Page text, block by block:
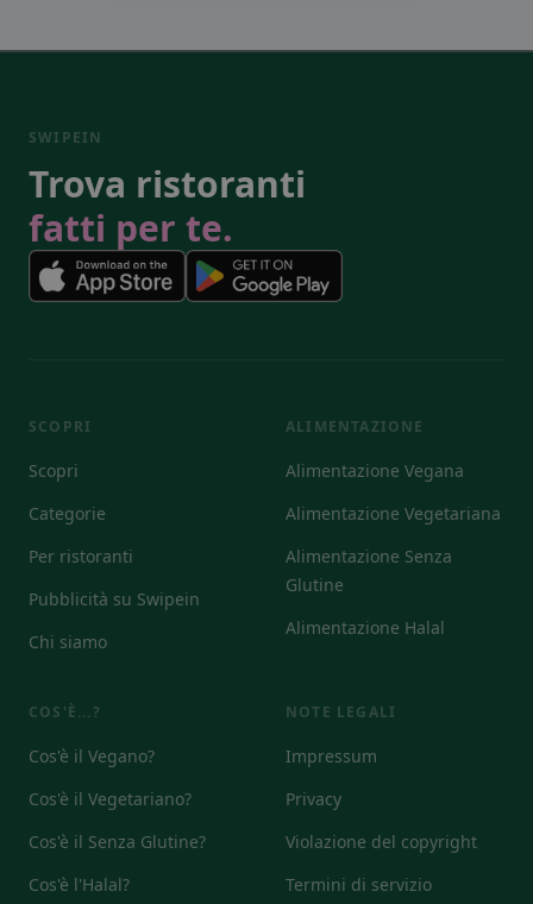
SWIPEIN
Trova ristoranti
fatti per te.
SCOPRI
Scopri
Categorie
Per ristoranti
Pubblicità su Swipein
Chi siamo
ALIMENTAZIONE
Alimentazione Vegana
Alimentazione Vegetariana
Alimentazione Senza
Glutine
Alimentazione Halal
COS'È...?
Cos'è il Vegano?
Cos'è il Vegetariano?
Cos'è il Senza Glutine?
Cos'è l'Halal?
NOTE LEGALI
Impressum
Privacy
Violazione del copyright
Termini di servizio